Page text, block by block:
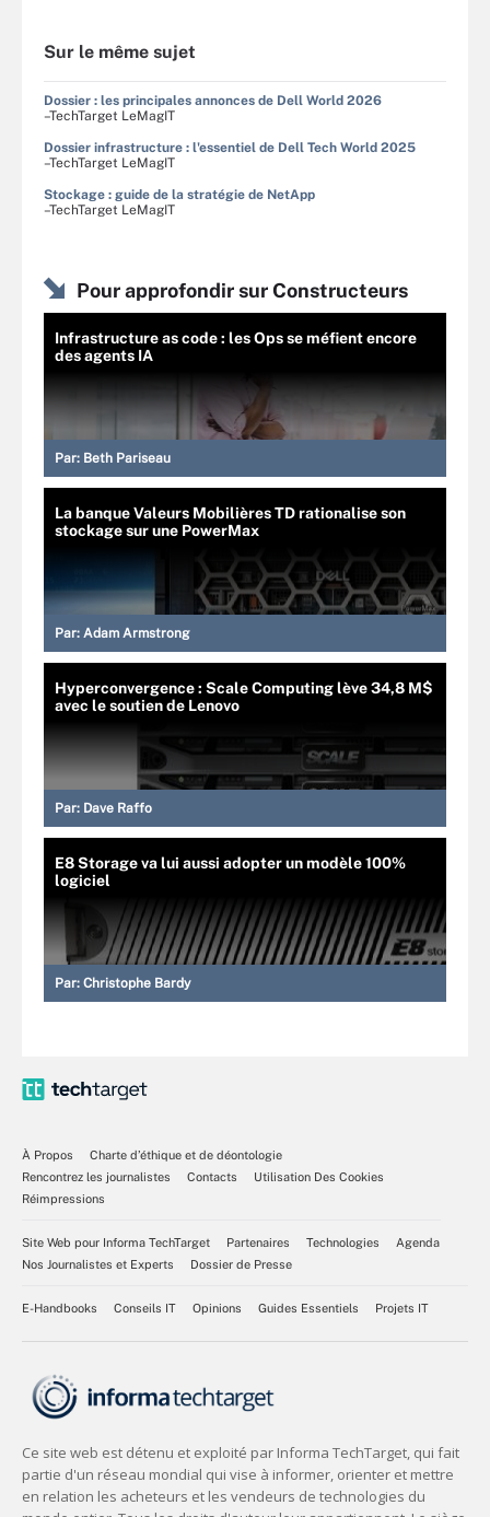
Sur le même sujet
Dossier : les principales annonces de Dell World 2026
–TechTarget LeMagIT
Dossier infrastructure : l'essentiel de Dell Tech World 2025
–TechTarget LeMagIT
Stockage : guide de la stratégie de NetApp
–TechTarget LeMagIT
Pour approfondir sur Constructeurs
Infrastructure as code : les Ops se méfient encore
des agents IA
Par: Beth Pariseau
La banque Valeurs Mobilières TD rationalise son
stockage sur une PowerMax
Par: Adam Armstrong
Hyperconvergence : Scale Computing lève 34,8 M$
avec le soutien de Lenovo
Par: Dave Raffo
E8 Storage va lui aussi adopter un modèle 100%
logiciel
Par: Christophe Bardy
À Propos
Charte d’éthique et de déontologie
Rencontrez les journalistes
Contacts
Utilisation Des Cookies
Réimpressions
Site Web pour Informa TechTarget Partenaires Technologies
Agenda
Nos Journalistes et Experts
Dossier de Presse
E-Handbooks Conseils IT Opinions Guides Essentiels Projets IT